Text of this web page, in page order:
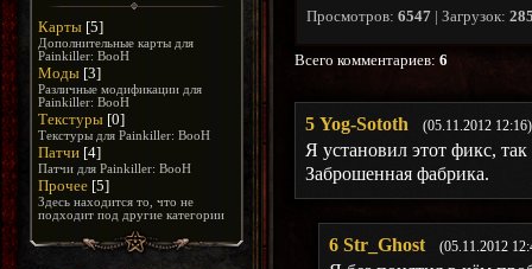
Карты [5]
Дополнительные карты для
Painkiller: BooH
Моды [3]
Различные модификации для
Painkiller: BooH
Текстуры [0]
Текстуры для Painkiller: BooH
Патчи [4]
Патчи для Painkiller: BooH
Прочее [5]
Здесь находится то, что не
подходит под другие категории
Просмотров: 6547 Загрузок:
Всего комментариев: 6
5 Yog-Sototh (05.11.2012 12:16)
Я установил этот фикс,
Заброшенная фабрика.
6 Str_Ghost (05.11.2012